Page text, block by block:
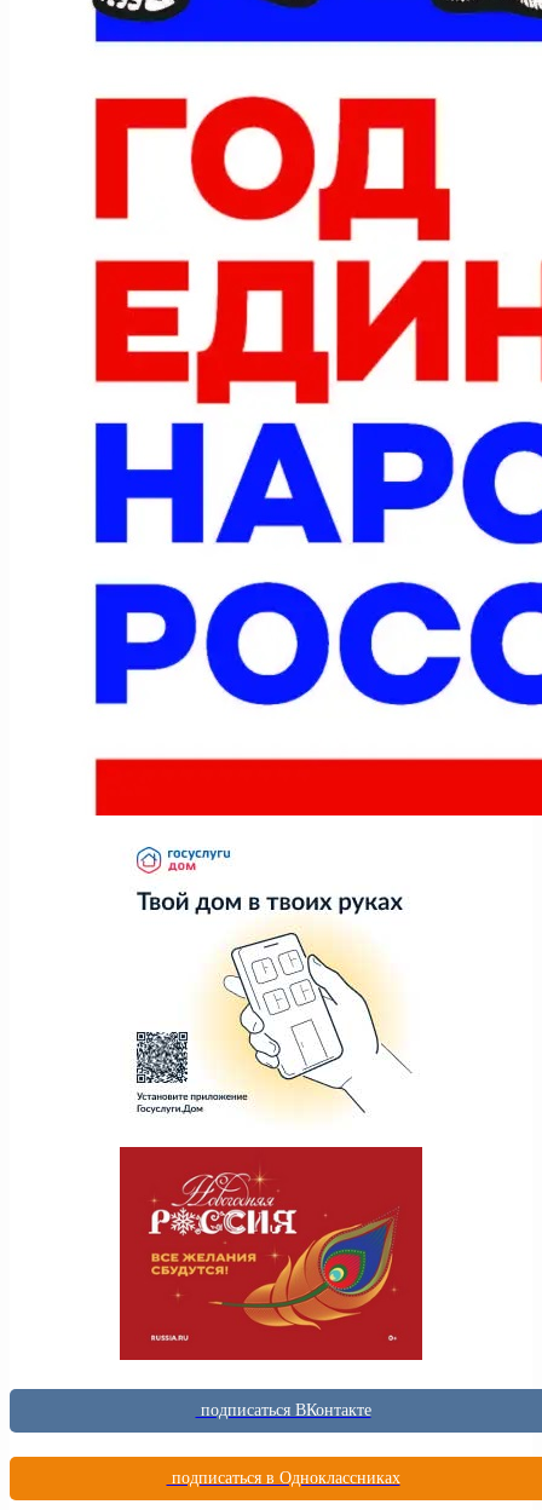
подписаться ВКонтакте
подписаться в Одноклассниках